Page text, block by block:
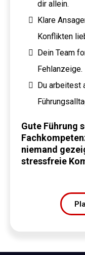
dir allein.
Klare
Konflikten
Dein Team
Fehlanzeige.
Du arbeitest
Gute Führung
niemand
stressfreie